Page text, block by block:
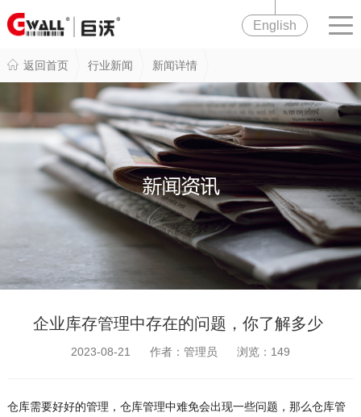
English
返回首页 行业新闻 新闻详情
企业库存管理中存在的问题，你了解多少
2023-08-21 作者：管理员 浏览： 149
仓库需要好好的管理，仓库管理中难免会出现一些问题，那么仓库管